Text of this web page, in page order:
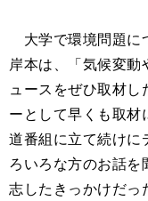
大学で環境問題に
岸本は、「気候変
ュースをぜひ取材
ーとして早くも取材
道番組に立て続けに
ろいろな方のお話を
志したきっかけだっ